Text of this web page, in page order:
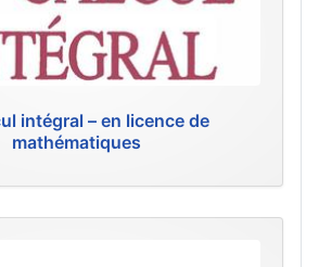
intégral – en licence de
mathématiques